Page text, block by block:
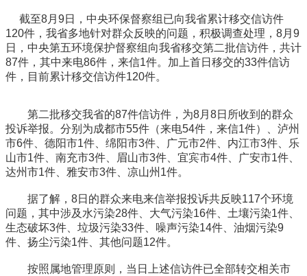
截至8月9日，中央环保督察组已向我省累计移交信访件
120件，我省多地针对群众反映的问题，积极调查处理，8月9
日，中央第五环境保护督察组向我省移交第二批信访件，共计
87件，其中来电86件，来信1件。加上首日移交的33件信访
件，目前累计移交信访件120件。
第二批移交我省的87件信访件，为8月8日所收到的群众
投诉举报。分别为成都市55件（来电54件，来信1件）、泸州
市6件、德阳市1件、绵阳市3件、广元市2件、内江市3件、乐
山市1件、南充市3件、眉山市3件、宜宾市4件、广安市1件、
达州市1件、雅安市3件、凉山州1件。
据了解，8日的群众来电来信举报投诉共反映117个环境
问题，其中涉及水污染28件、大气污染16件、土壤污染1件、
生态破坏3件、垃圾污染33件、噪声污染14件、油烟污染9
件、扬尘污染1件、其他问题12件。
按照属地管理原则，当日上述信访件已全部转交相关市